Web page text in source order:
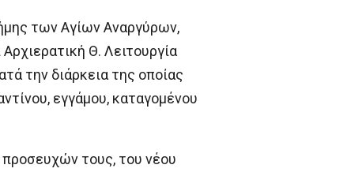
των Αγίων Αναργύρων,
Θ. Λειτουργία
την διάρκεια της οποίας
εγγάμου, καταγομένου
προσευχών τους, του νέου